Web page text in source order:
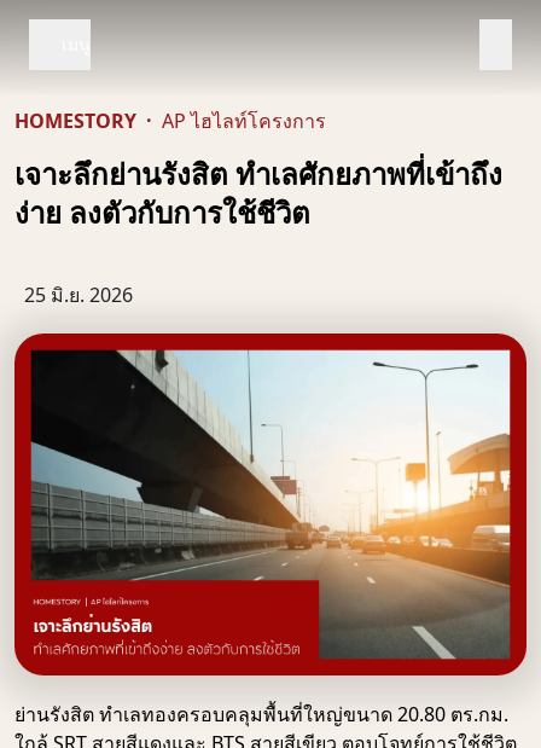
HOMESTORY · AP ไฮไลท์โครงการ
เจาะลึกย่านรังสิต ทำเลศักยภาพที่เข้าถึง
ง่าย ลงตัวกับการใช้ชีวิต
25 มิ.ย. 2026
ย่านรังสิต ทำเลทองครอบคลุมพื้นที่ใหญ่ขนาด 20.80 ตร.กม.